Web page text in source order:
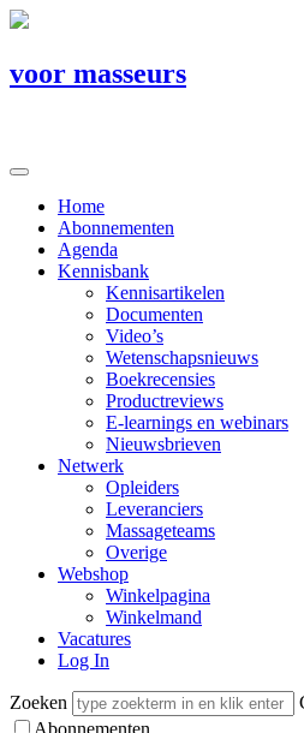
voor masseurs
Home
Abonnementen
Agenda
Kennisbank
Kennisartikelen
Documenten
Video’s
Wetenschapsnieuws
Boekrecensies
Productreviews
E-learnings en webinars
Nieuwsbrieven
Netwerk
Opleiders
Leveranciers
Massageteams
Overige
Webshop
Winkelpagina
Winkelmand
Vacatures
Log In
Zoeken
Abonnementen